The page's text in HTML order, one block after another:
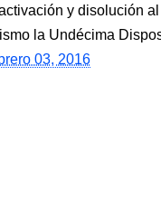
y disolución
la Undécima
03, 2016